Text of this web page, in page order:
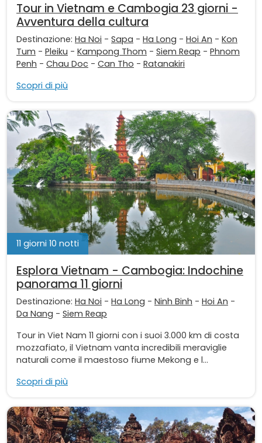
Tour in Vietnam e Cambogia 23 giorni -
Avventura della cultura
Destinazione: Ha Noi - Sapa - Ha Long - Hoi An - Kon
Tum - Pleiku - Kampong Thom - Siem Reap - Phnom
Penh - Chau Doc - Can Tho - Ratanakiri
Scopri di più
11 giorni 10 notti
Esplora Vietnam - Cambogia: Indochine
panorama 11 giorni
Destinazione: Ha Noi - Ha Long - Ninh Binh - Hoi An -
Da Nang - Siem Reap
Tour in Viet Nam 11 giorni con i suoi 3.000 km di costa
mozzafiato, il Vietnam vanta incredibili meraviglie
naturali come il maestoso fiume Mekong e l...
Scopri di più